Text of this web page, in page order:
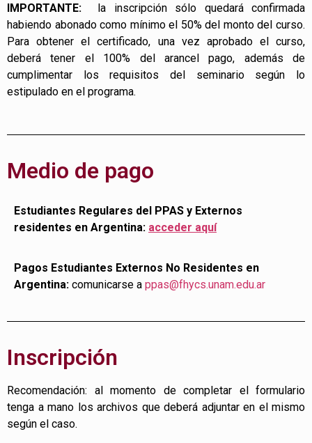
IMPORTANTE:
la inscripción sólo quedará confirmada
habiendo abonado como mínimo el 50% del monto del curso.
Para obtener el certificado, una vez aprobado el curso,
deberá tener el 100% del arancel pago, además de
cumplimentar los requisitos del seminario según lo
estipulado en el programa.
Medio de pago
Estudiantes Regulares del PPAS y Externos
residentes en Argentina: acceder aquí
Pagos Estudiantes Externos No Residentes en
Argentina: comunicarse a ppas@fhycs.unam.edu.ar
Inscripción
Recomendación: al momento de completar el formulario
tenga a mano los archivos que deberá adjuntar en el mismo
según el caso.